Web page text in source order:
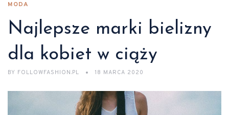
MODA
Najlepsze marki bielizny
dla kobiet w ciąży
BY FOLLOWFASHION.PL 18 MARCA 2020